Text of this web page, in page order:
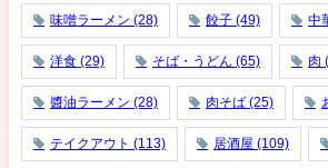
味噌ラーメン (28) 餃子 (49) 中
洋食 (29) そば・うどん (65) 肉
醬油ラーメン (28) 肉そば (25)
テイクアウト (113) 居酒屋 (109)